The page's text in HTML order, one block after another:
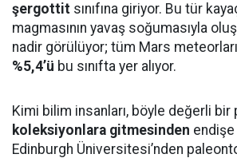
şergottit sınıfına giriyor. Bu tür
magmasının yavaş soğumasıyla
nadir görülüyor; tüm Mars
%5,4’ü bu sınıfta yer alıyor.
Kimi bilim insanları, böyle değerli bir
koleksiyonlara gitmesinden endişe
Edinburgh Üniversitesi’nden